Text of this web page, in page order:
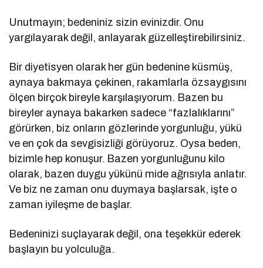
Unutmayın; bedeniniz sizin evinizdir. Onu
yargılayarak değil, anlayarak güzelleştirebilirsiniz.
Bir diyetisyen olarak her gün bedenine küsmüş,
aynaya bakmaya çekinen, rakamlarla özsaygısını
ölçen birçok bireyle karşılaşıyorum. Bazen bu
bireyler aynaya bakarken sadece “fazlalıklarını”
görürken, biz onların gözlerinde yorgunluğu, yükü
ve en çok da sevgisizliği görüyoruz. Oysa beden,
bizimle hep konuşur. Bazen yorgunluğunu kilo
olarak, bazen duygu yükünü mide ağrısıyla anlatır.
Ve biz ne zaman onu duymaya başlarsak, işte o
zaman iyileşme de başlar.
Bedeninizi suçlayarak değil, ona teşekkür ederek
başlayın bu yolculuğa.